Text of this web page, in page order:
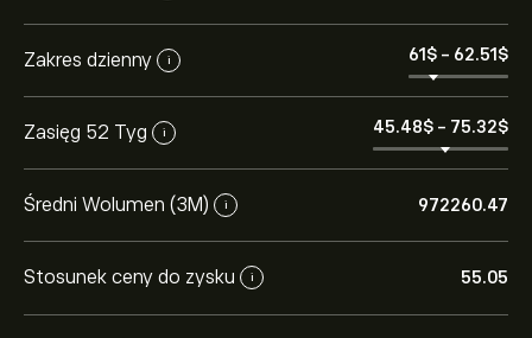
Zakres dzienny i 61‎$‎ - 62.51‎$‎
Zasięg 52 Tyg i 45.48‎$‎ - 75.32‎$‎
Średni Wolumen (3M) i 972260.47
Stosunek ceny do zysku i 55.05